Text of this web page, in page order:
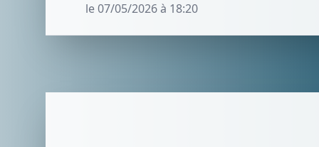
le 07/05/2026 à 18:20